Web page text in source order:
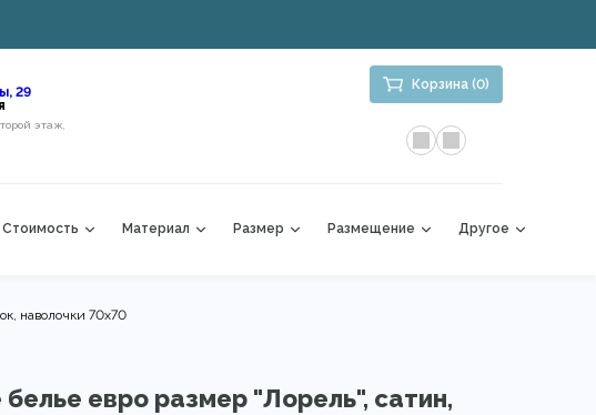
29
этаж,
Корзина (0)
Стоимость Материал Размер Размещение Другое
наволочки 70х70
евро размер "Лорель", сатин,